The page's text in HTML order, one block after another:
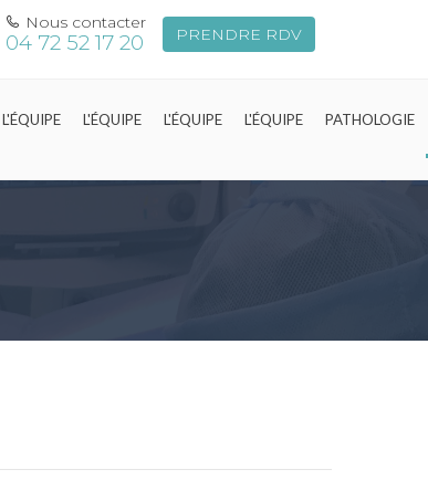
PRENDRE RDV
Nous contacter
04 72 52 17 20
L'ÉQUIPE L'ÉQUIPE L'ÉQUIPE L'ÉQUIPE PATHOLOGIE